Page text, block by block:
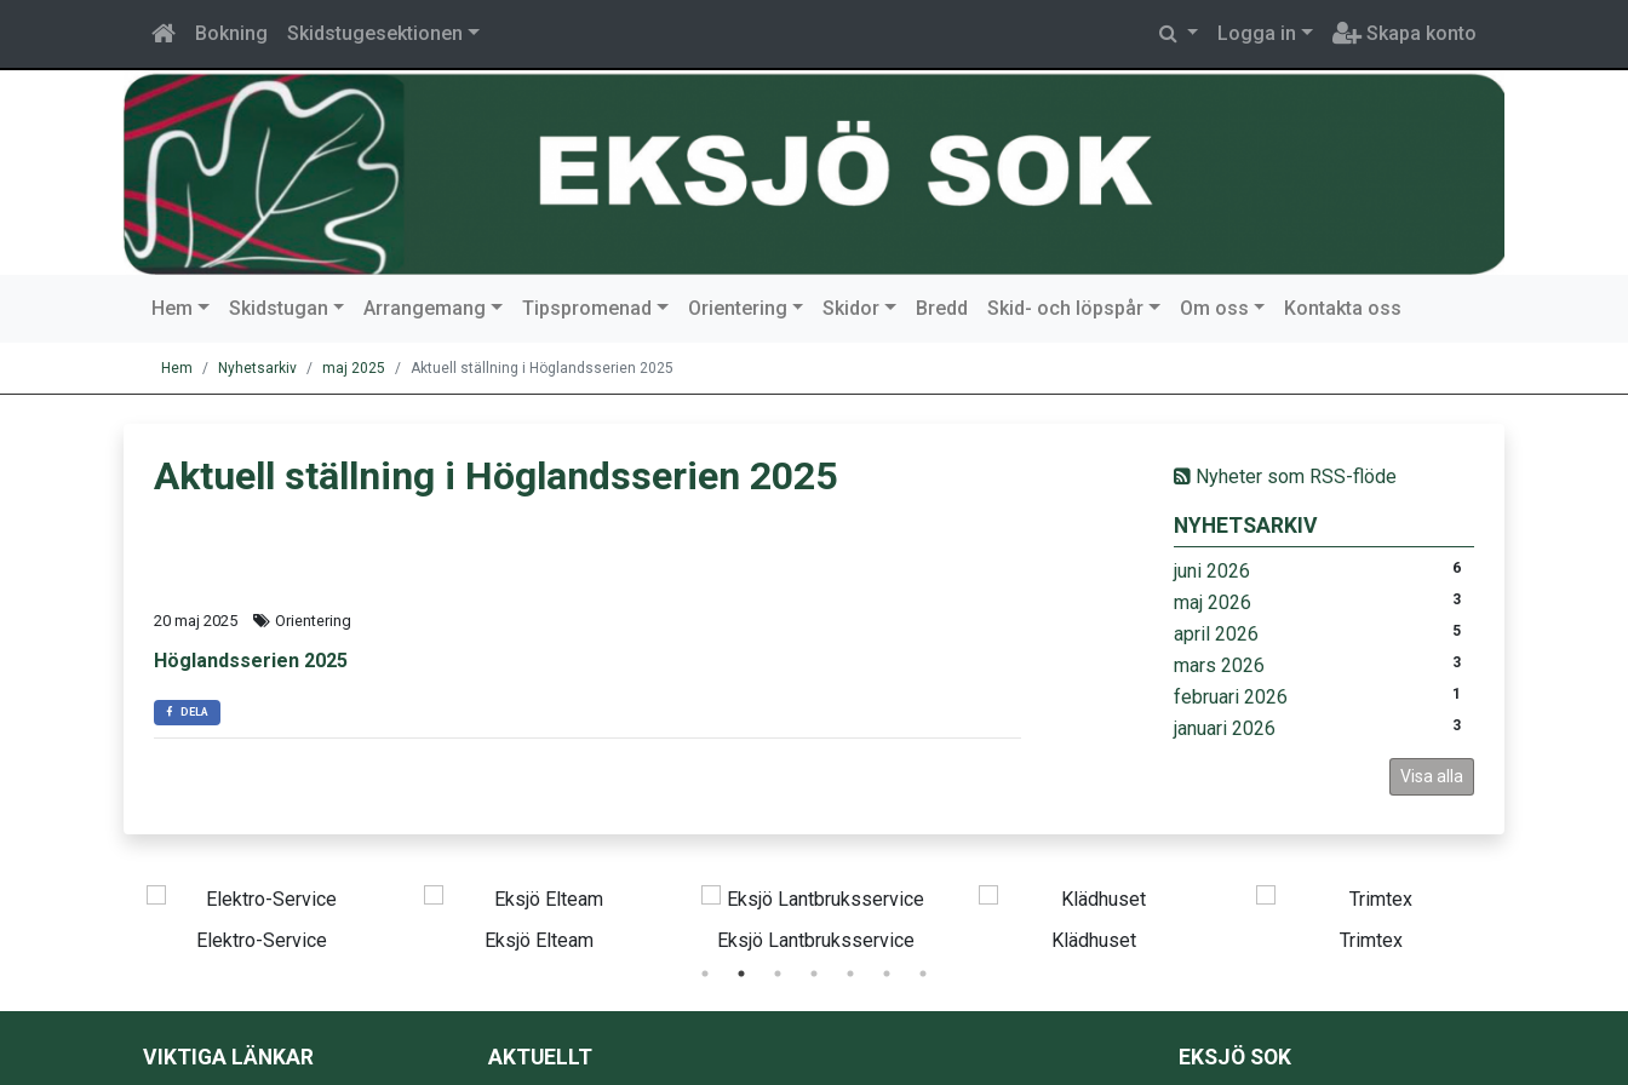
Bokning Skidstugesektionen Logga in Skapa konto
Hem Skidstugan Arrangemang Tipspromenad Orientering Skidor Bredd Skid- och löpspår Om oss Kontakta oss
Hem Nyhetsarkiv maj 2025 Aktuell ställning i Höglandsserien 2025
Nyheter som RSS-flöde
NYHETSARKIV
juni 2026 6
maj 2026 3
april 2026 5
mars 2026 3
februari 2026 1
januari 2026 3
Visa alla
Aktuell ställning i Höglandsserien 2025
20 maj 2025 Orientering
Höglandsserien 2025
DELA
Eksjö Lantbruksservice Klädhuset
VIKTIGA LÄNKAR AKTUELLT EKSJÖ SOK